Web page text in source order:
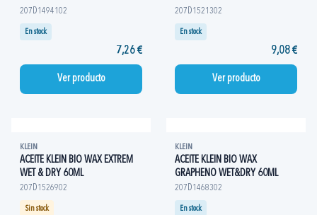
207D1494102
En stock
7,26 €
Ver producto
207D1521302
En stock
9,08 €
Ver producto
KLEIN
ACEITE KLEIN BIO WAX EXTREM
WET & DRY 60ML
207D1526902
Sin stock
KLEIN
ACEITE KLEIN BIO WAX
GRAPHENO WET&DRY 60ML
207D1468302
En stock